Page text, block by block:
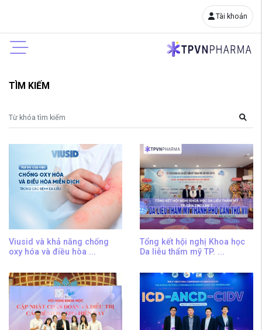
Tài khoản
TÌM KIẾM
Viusid và khả năng chống
oxy hóa và điều hòa ...
Tổng kết hội nghị Khoa học
Da liễu thẩm mỹ TP. ...